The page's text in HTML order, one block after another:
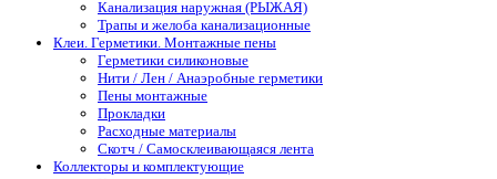
Канализация наружная (РЫЖАЯ)
Трапы и желоба канализационные
Клеи. Герметики. Монтажные пены
Герметики силиконовые
Нити / Лен / Анаэробные герметики
Пены монтажные
Прокладки
Расходные материалы
Скотч / Самосклеивающаяся лента
Коллекторы и комплектующие